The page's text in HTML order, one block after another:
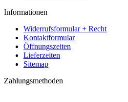
Informationen
Widerrufsformular + Recht
Kontaktformular
Öffnungszeiten
Lieferzeiten
Sitemap
Zahlungsmethoden